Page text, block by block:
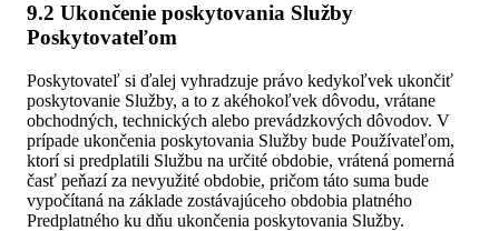
9.2 Ukončenie poskytovania Služby
Poskytovateľom
Poskytovateľ si ďalej vyhradzuje právo kedykoľvek ukončiť
poskytovanie Služby, a to z akéhokoľvek dôvodu, vrátane
obchodných, technických alebo prevádzkových dôvodov. V
prípade ukončenia poskytovania Služby bude Používateľom,
ktorí si predplatili Službu na určité obdobie, vrátená pomerná
časť peňazí za nevyužité obdobie, pričom táto suma bude
vypočítaná na základe zostávajúceho obdobia platného
Predplatného ku dňu ukončenia poskytovania Služby.